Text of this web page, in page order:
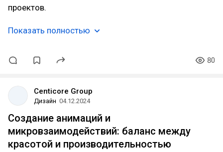
проектов.
Показать полностью
80
Centicore Group
Дизайн 04.12.2024
Создание анимаций и
микровзаимодействий: баланс между
красотой и производительностью